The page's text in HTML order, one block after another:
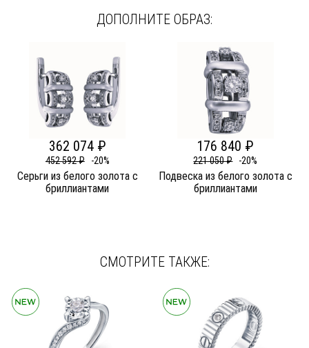
ДОПОЛНИТЕ ОБРАЗ:
362 074 ₽
452 592 ₽ -20%
Серьги из белого золота c
бриллиантами
176 840 ₽
221 050 ₽ -20%
Подвеска из белого золота c
бриллиантами
СМОТРИТЕ ТАКЖЕ: